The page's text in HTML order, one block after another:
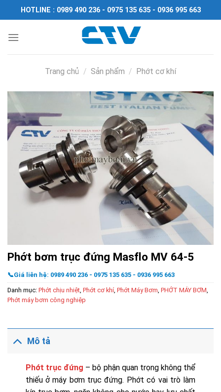
Chuyển
đến
dung
HOTLINE : 0989 490 236 - 0975 135 635 - 0936 995 663
Trang chủ / Sản phẩm / Phớt cơ khí
Phớt bơm trục đứng Masflo MV 64-5
📞Giá liên hệ: 0989 490 236 - 0975 135 635 - 0936 995 663
Danh mục: Phớt chịu nhiệt Phớt cơ khí Phớt Máy Bơm PHỚT MÁY BƠM
Phớt máy bơm công nghiệp
Mô tả
Phớt trục đứng – bộ phận quan trọng không thể
thiếu ở máy bơm trục đứng. Phớt có vai trò làm